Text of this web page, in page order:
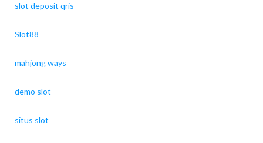
slot deposit qris
Slot88
mahjong ways
demo slot
situs slot